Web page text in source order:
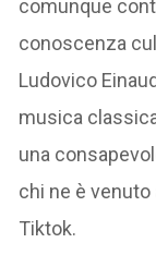
comunque
conoscenza
Ludovico
musica
una
chi ne è
Tiktok.